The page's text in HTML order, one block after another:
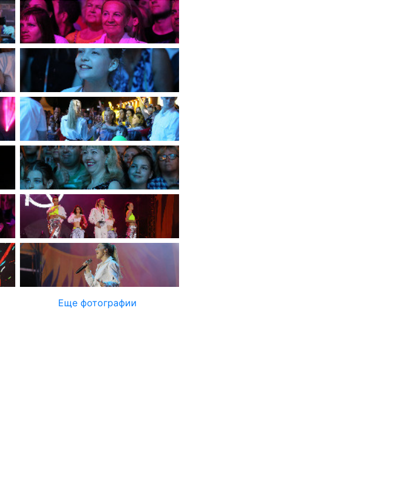
имуществе и обязательствах
имущественного характера
План работы и график сессий
ОБРАЩЕНИЯ
Написать обращение
Просмотр своего обращения
Установленные формы
обращений
Порядок и время приема
Порядок обжалования
Обзоры обращений лиц
Законодательная карта
Порядок оказания бесплатной
юридической помощи
Еще фотографии